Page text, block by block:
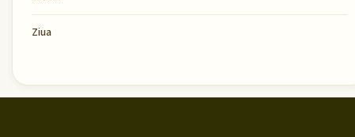
Ziua